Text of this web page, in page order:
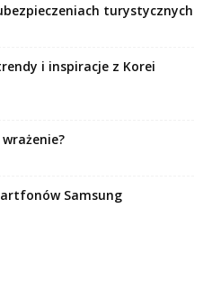
turystycznych
i inspiracje z Korei
Samsung